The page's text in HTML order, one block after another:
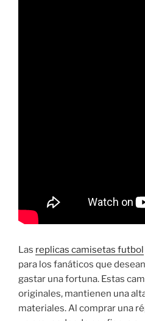
Las replicas camisetas futbol
para los fanáticos que
gastar una fortuna. Estas
originales, mantienen una
materiales. Al comprar una